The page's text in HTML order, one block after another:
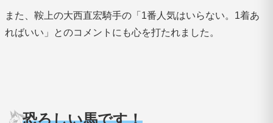
また、鞍上の大西直宏騎手の「1番人気はいらない。1着あ
ればいい」とのコメントにも心を打たれました。
恐ろしい馬です！